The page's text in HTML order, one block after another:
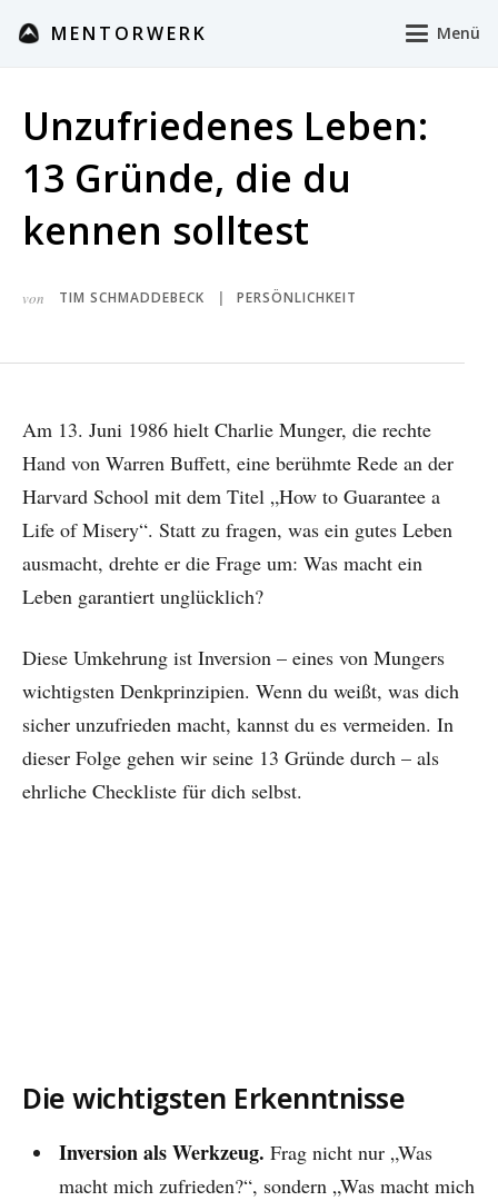
MENTORWERK Menü
Unzufriedenes Leben:
13 Gründe, die du
kennen solltest
von TIM SCHMADDEBECK PERSÖNLICHKEIT
Am 13. Juni 1986 hielt Charlie Munger, die rechte
Hand von Warren Buffett, eine berühmte Rede an der
Harvard School mit dem Titel „How to Guarantee a
Life of Misery“. Statt zu fragen, was ein gutes Leben
ausmacht, drehte er die Frage um: Was macht ein
Leben garantiert unglücklich?
Diese Umkehrung ist Inversion – eines von Mungers
wichtigsten Denkprinzipien. Wenn du weißt, was dich
sicher unzufrieden macht, kannst du es vermeiden. In
dieser Folge gehen wir seine 13 Gründe durch – als
ehrliche Checkliste für dich selbst.
Die wichtigsten Erkenntnisse
Inversion als Werkzeug. Frag nicht nur „Was
macht mich zufrieden?“, sondern „Was macht mich